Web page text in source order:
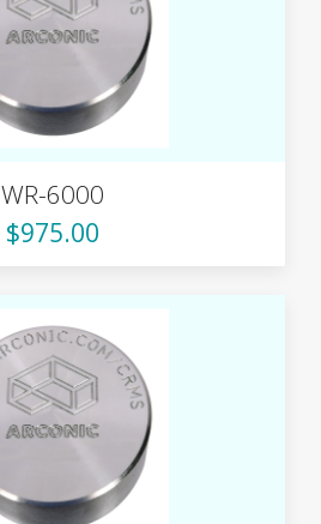
WR-6000
$975.00